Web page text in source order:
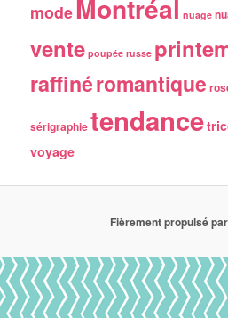
modeMontréal nuage
vente poupée russe
raffinéromantique
sérigraphietendance
voyage
Fièrement propulsé